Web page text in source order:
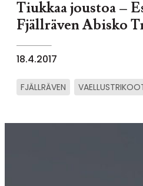
Tiukkaa joustoa –
Fjällräven Abisko
18.4.2017
FJÄLLRÄVEN